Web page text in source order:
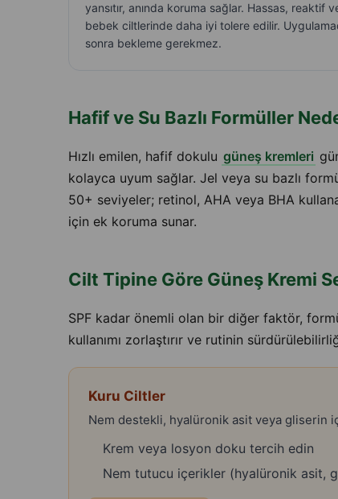
yansıtır, anında koruma sağlar. Hassas, reaktif
bebek ciltlerinde daha iyi tolere edilir.
sonra bekleme gerekmez.
Hafif ve Su Bazlı Formüller
Hızlı emilen, hafif dokulu güneş kremleri
kolayca uyum sağlar. Jel veya su bazlı
50+ seviyeler; retinol, AHA veya BHA
için ek koruma sunar.
Cilt Tipine Göre Güneş Kremi
SPF kadar önemli olan bir diğer faktör,
kullanımı zorlaştırır ve rutinin
Kuru Ciltler
Nem destekli, hyalüronik asit veya gliserin
Krem veya losyon doku tercih edin
Nem tutucu içerikler (hyalüronik asit,